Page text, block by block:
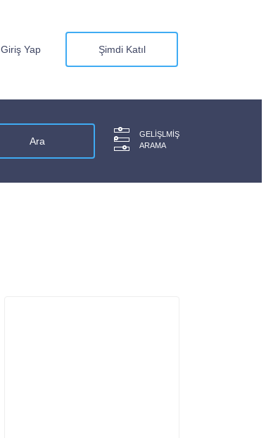
Giriş Yap Şimdi Katıl
GELIŞLMIŞ
ARAMA